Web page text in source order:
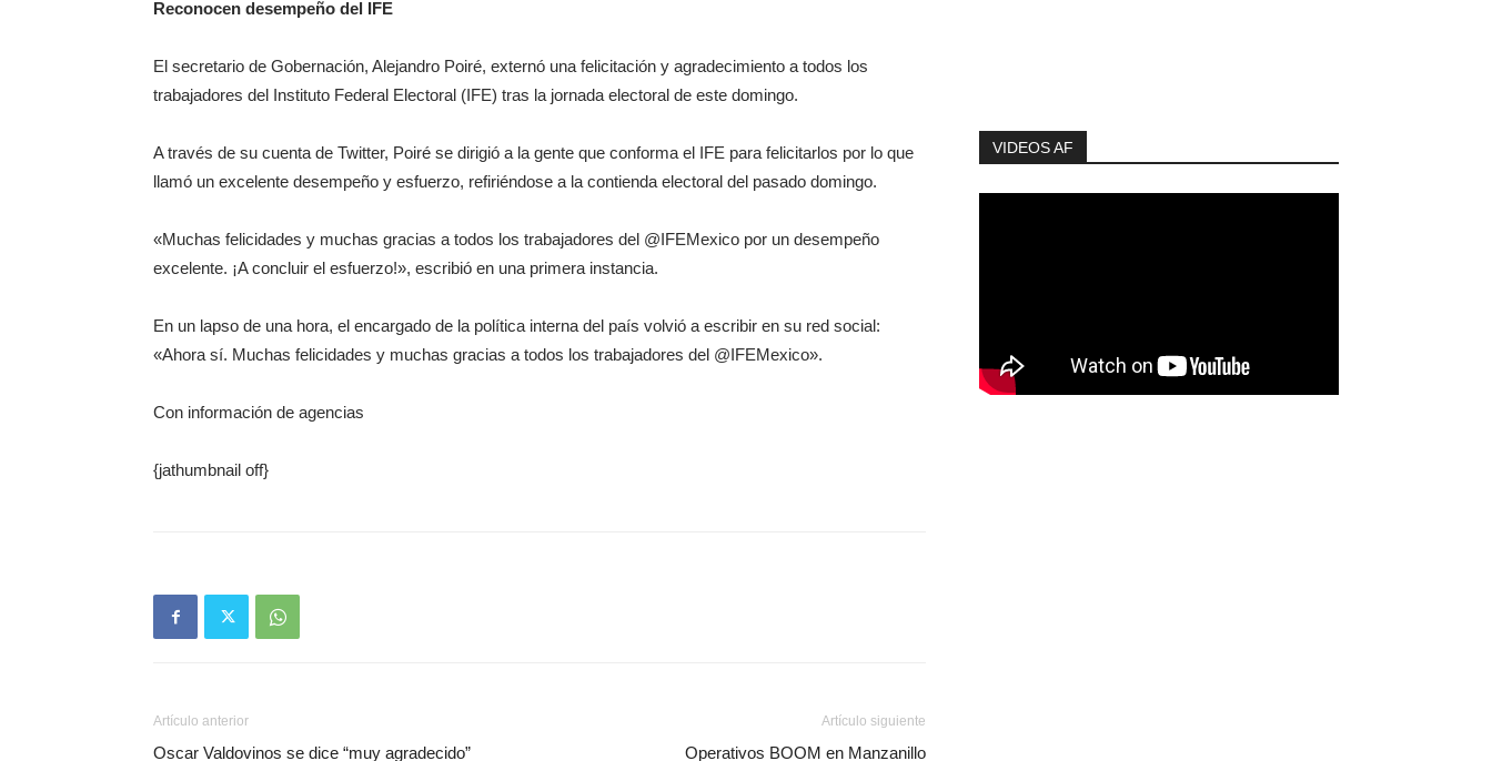
Reconocen desempeño del IFE
El secretario de Gobernación, Alejandro Poiré, externó una felicitación y agradecimiento a todos los
trabajadores del Instituto Federal Electoral (IFE) tras la jornada electoral de este domingo.
A través de su cuenta de Twitter, Poiré se dirigió a la gente que conforma el IFE para felicitarlos por lo que
llamó un excelente desempeño y esfuerzo, refiriéndose a la contienda electoral del pasado domingo.
«Muchas felicidades y muchas gracias a todos los trabajadores del @IFEMexico por un desempeño
excelente. ¡A concluir el esfuerzo!», escribió en una primera instancia.
En un lapso de una hora, el encargado de la política interna del país volvió a escribir en su red social:
«Ahora sí. Muchas felicidades y muchas gracias a todos los trabajadores del @IFEMexico».
Con información de agencias
{jathumbnail off}
Artículo anterior
Oscar Valdovinos se dice “muy agradecido”
Artículo siguiente
Operativos BOOM en Manzanillo
VIDEOS AF